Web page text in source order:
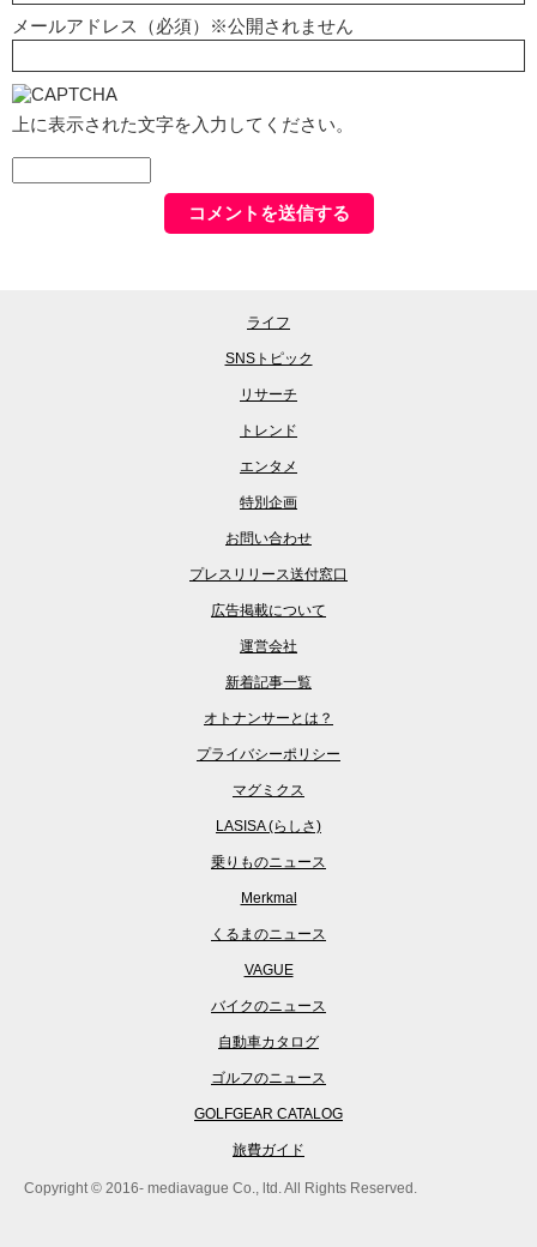
メールアドレス（必須）※公開されません
上に表示された文字を入力してください。
ライフ
SNSトピック
リサーチ
トレンド
エンタメ
特別企画
お問い合わせ
プレスリリース送付窓口
広告掲載について
運営会社
新着記事一覧
オトナンサーとは？
プライバシーポリシー
マグミクス
LASISA (らしさ)
乗りものニュース
Merkmal
くるまのニュース
VAGUE
バイクのニュース
自動車カタログ
ゴルフのニュース
GOLFGEAR CATALOG
旅費ガイド
Copyright © 2016- mediavague Co., ltd. All Rights Reserved.